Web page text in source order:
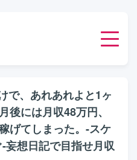
ルマガ
ン物販
で、あれあれよと1ヶ
後には月収48万円、
げてしまった。-スケ
妄想日記で目指せ月収